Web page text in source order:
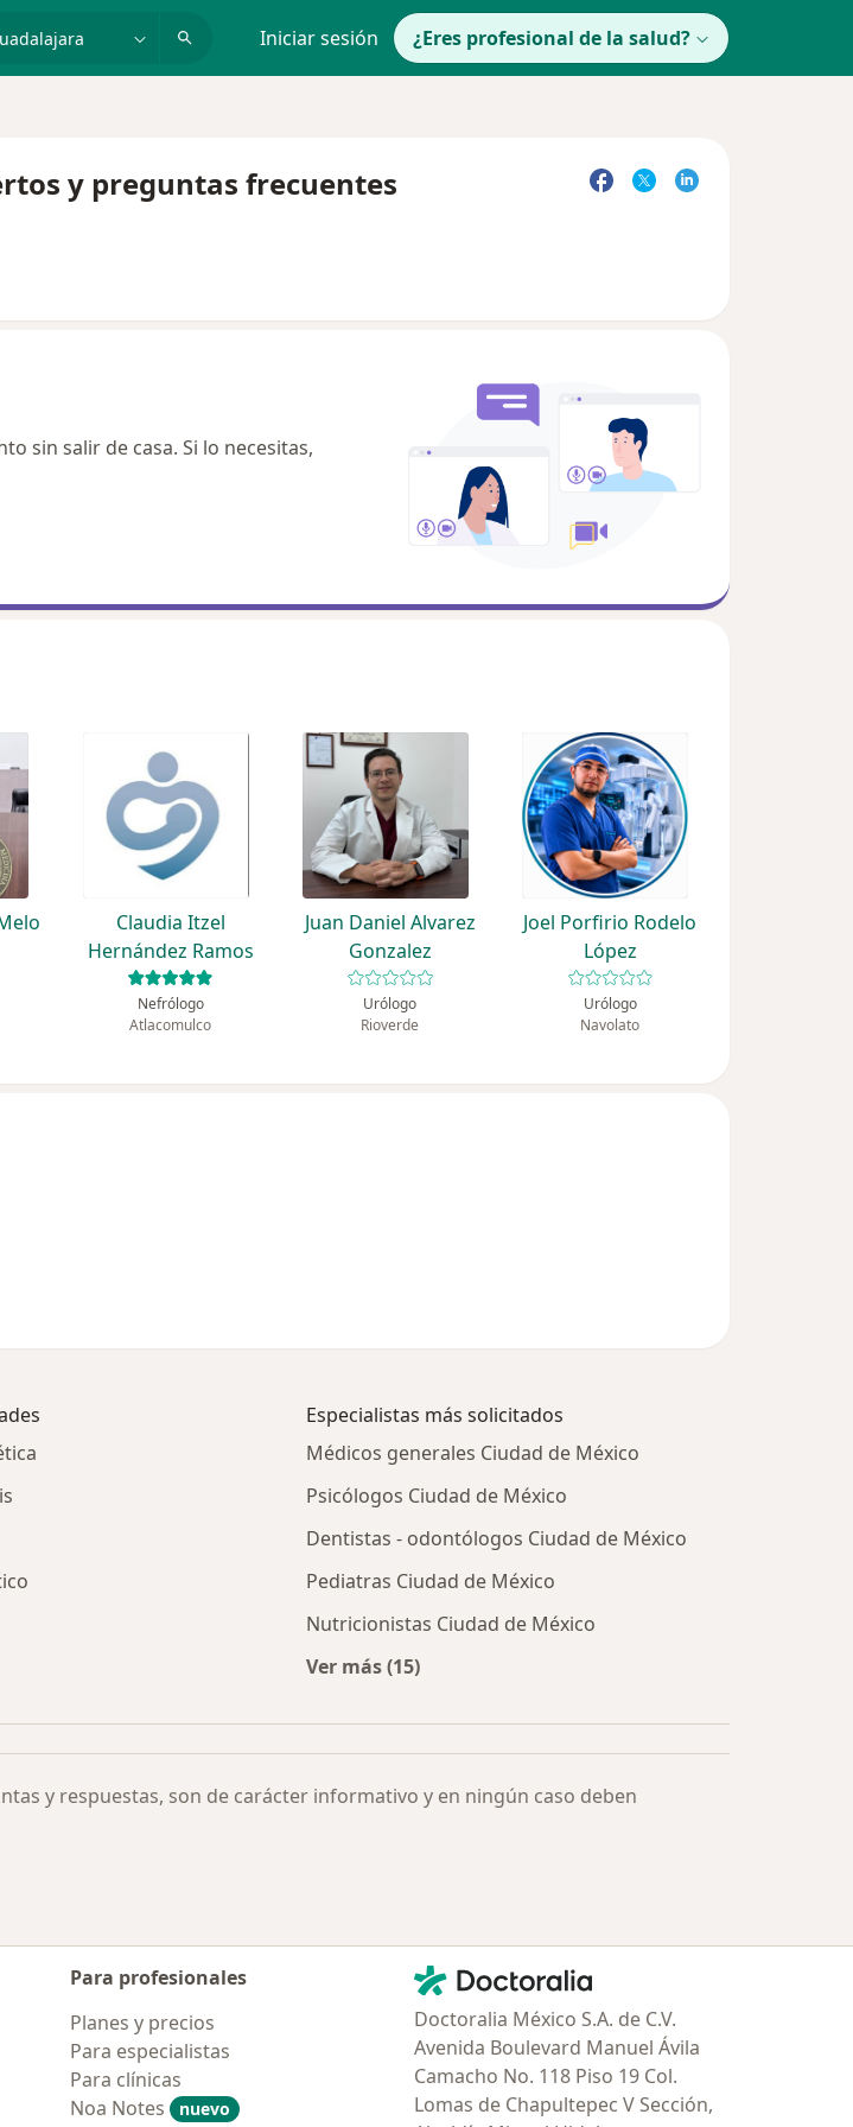
Iniciar sesión ¿Eres profesional de la salud?
y preguntas frecuentes
sin salir de casa. Si lo necesitas,
Claudia Itzel
Hernández Ramos
Nefrólogo
Atlacomulco
Juan Daniel Alvarez
Gonzalez
Urólogo
Rioverde
Joel Porfirio Rodelo
López
Urólogo
Navolato
Especialistas más solicitados
Médicos generales Ciudad de México
Psicólogos Ciudad de México
Dentistas - odontólogos Ciudad de México
Pediatras Ciudad de México
Nutricionistas Ciudad de México
Ver más (15)
y respuestas, son de carácter informativo y en ningún caso deben
Para profesionales
Planes y precios
Para especialistas
Para clínicas
Noa Notes
nuevo
Contacto
Doctoralia - Página de inicio
Doctoralia México S.A. de C.V.
Avenida Boulevard Manuel Ávila
Camacho No. 118 Piso 19 Col.
Lomas de Chapultepec V Sección,